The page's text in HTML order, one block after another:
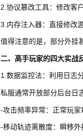
2.协议篡改工具：修改客
3.内存注入器：直接修改
值得注意的是，部分外挂
二、高手玩家的四大实战
1.数据监控法：利用日志
私服通常开放部分后台日
-攻击频率异常：正常玩家
-移动轨迹离散度：瞬移外